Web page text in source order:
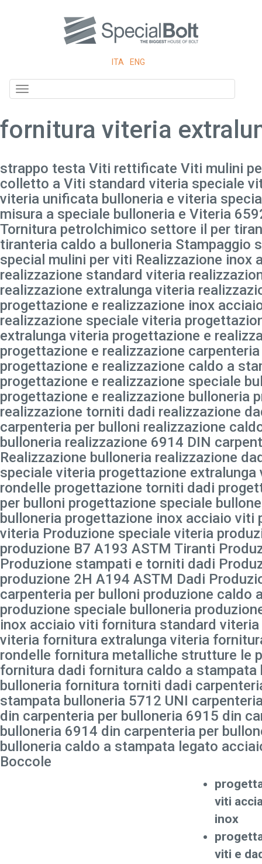
ITA ENG
fornitura viteria
strappo testa Viti rettificate Viti mulini
colletto a Viti standard viteria speciale
viteria unificata bulloneria e viteria
misura a speciale bulloneria e Viteria
Tornitura petrolchimico settore il per
tiranteria caldo a bulloneria Stampaggio
special mulini per viti Realizzazione inox
realizzazione standard viteria
realizzazione extralunga viteria
progettazione e realizzazione inox
realizzazione speciale viteria
extralunga viteria progettazione e
progettazione e realizzazione
progettazione e realizzazione caldo a
progettazione e realizzazione speciale
progettazione e realizzazione bulloneria
realizzazione torniti dadi realizzazione
carpenteria per bulloni realizzazione
bulloneria realizzazione 6914 DIN
Realizzazione bulloneria realizzazione
speciale viteria progettazione
rondelle progettazione torniti dadi
per bulloni progettazione speciale
bulloneria progettazione inox acciaio viti
viteria Produzione speciale viteria
produzione B7 A193 ASTM Tiranti
Produzione stampati e torniti dadi
produzione 2H A194 ASTM Dadi
carpenteria per bulloni produzione caldo
produzione speciale bulloneria
inox acciaio viti fornitura standard
viteria fornitura extralunga viteria
rondelle fornitura metalliche strutture le
fornitura dadi fornitura caldo a stampata
bulloneria fornitura torniti dadi
stampata bulloneria 5712 UNI
din carpenteria per bulloneria 6915 din
bulloneria 6914 din carpenteria per
bulloneria caldo a stampata legato
Boccole
viti
inox
viti e